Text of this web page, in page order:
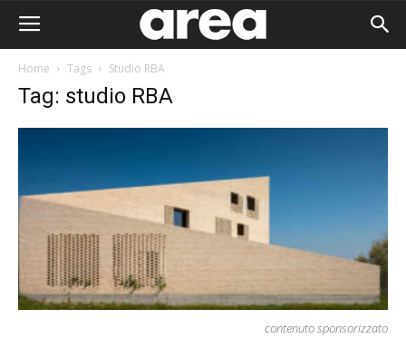
Home Tags Studio RBA
Tag: studio RBA
contenuto sponsorizzato